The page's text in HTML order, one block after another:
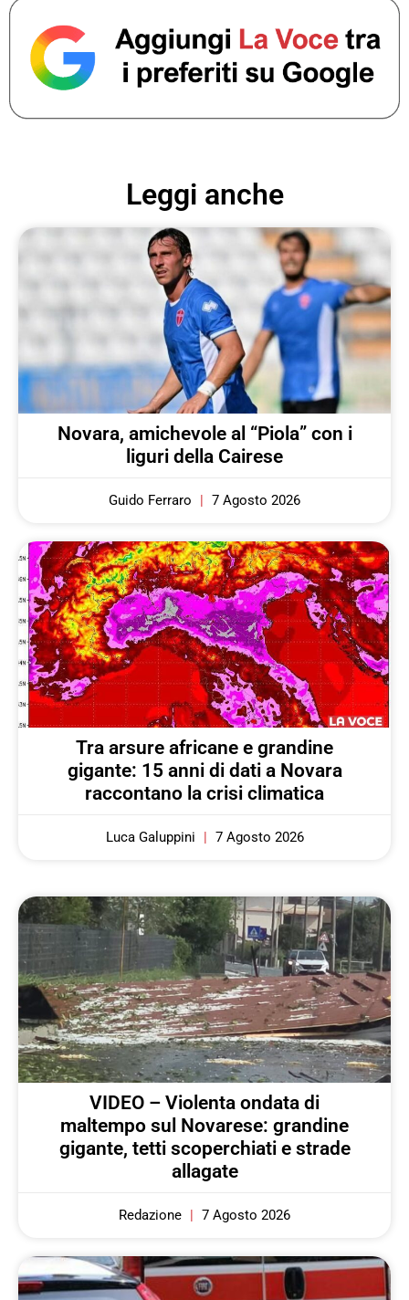
Leggi anche
Novara, amichevole al “Piola” con i
liguri della Cairese
Guido Ferraro 7 Agosto 2026
Tra arsure africane e grandine
gigante: 15 anni di dati a Novara
raccontano la crisi climatica
Luca Galuppini 7 Agosto 2026
VIDEO – Violenta ondata di
maltempo sul Novarese: grandine
gigante, tetti scoperchiati e strade
allagate
Redazione 7 Agosto 2026